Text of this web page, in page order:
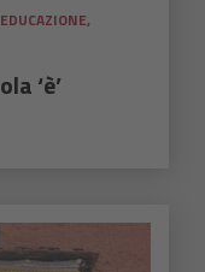
EDUCAZIONE,
‘è’